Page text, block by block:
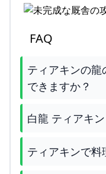
FAQ
ティアキンの
できますか？
白龍 ティアキ
ティアキンで料